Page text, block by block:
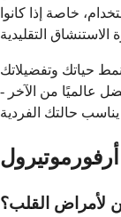
خاصة إذا كانوا
حياتك وتفضيلاتك
عالميًا من الآخر -
لأمراض القلب؟